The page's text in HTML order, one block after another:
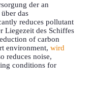
der an
das
reduces pollutant
Liegezeit des Schiffes
of carbon
environment, wird
reduces noise,
conditions for